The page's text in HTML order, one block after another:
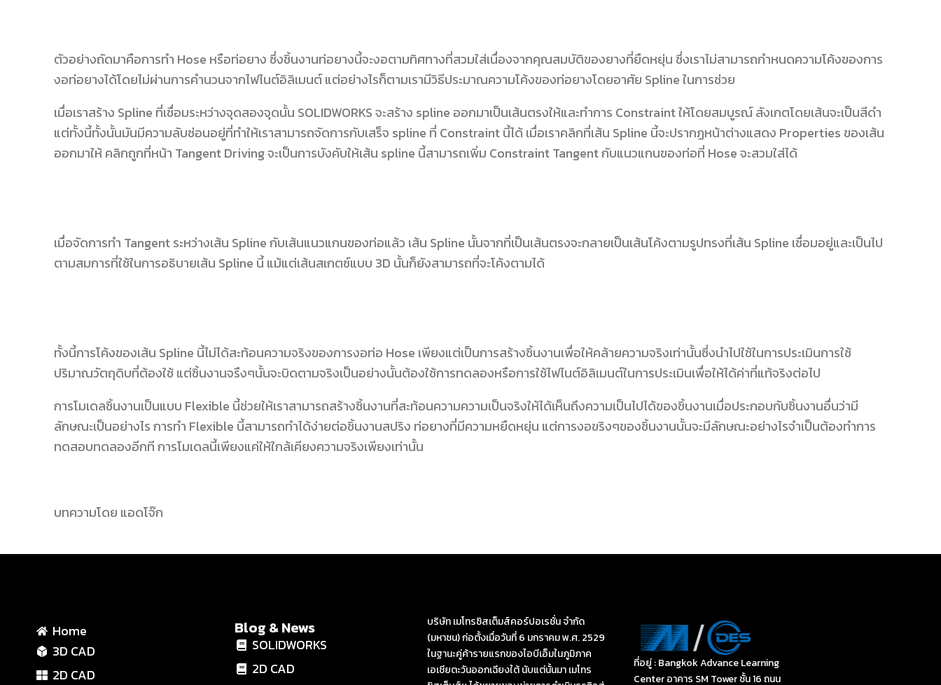
ตัวอย่างถัดมาคือการทำ Hose หรือท่อยาง ซึ่งชิ้นงานท่อยางนี้จะงอตามทิศทางที่สวมใส่เนื่องจากคุณสมบัติของยางที่ยืดหยุ่น ซึ่งเราไม่สามารถกำหนดความโค้งของการ
งอท่อยางได้โดยไม่ผ่านการคำนวนจากไฟไนต์อิลิเมนต์ แต่อย่างไรก็ตามเรามีวิธีประมาณความโค้งของท่อยางโดยอาศัย Spline ในการช่วย
เมื่อเราสร้าง Spline ที่เชื่อมระหว่างจุดสองจุดนั้น SOLIDWORKS จะสร้าง spline ออกมาเป็นเส้นตรงให้และทำการ Constraint ให้โดยสมบูรณ์ สังเกตโดยเส้นจะเป็นสีดำ
แต่ทั้งนี้ทั้งนั้นมันมีความลับซ่อนอยู่ที่ทำให้เราสามารถจัดการกับเสร็จ spline ที่ Constraint นี้ได้ เมื่อเราคลิกที่เส้น Spline นี้จะปรากฏหน้าต่างแสดง Properties ของเส้น
ออกมาให้ คลิกถูกที่หน้า Tangent Driving จะเป็นการบังคับให้เส้น spline นี้สามารถเพิ่ม Constraint Tangent กับแนวแกนของท่อที่ Hose จะสวมใส่ได้
เมื่อจัดการทำ Tangent ระหว่างเส้น Spline กับเส้นแนวแกนของท่อแล้ว เส้น Spline นั้นจากที่เป็นเส้นตรงจะกลายเป็นเส้นโค้งตามรูปทรงที่เส้น Spline เชื่อมอยู่และเป็นไป
ตามสมการที่ใช้ในการอธิบายเส้น Spline นี้ แม้แต่เส้นสเกตซ์แบบ 3D นั้นก็ยังสามารถที่จะโค้งตามได้
ทั้งนี้การโค้งของเส้น Spline นี้ไม่ได้สะท้อนความจริงของการงอท่อ Hose เพียงแต่เป็นการสร้างชิ้นงานเพื่อให้คล้ายความจริงเท่านั้นซึ่งนำไปใช้ในการประเมินการใช้
ปริมาณวัตถุดิบที่ต้องใช้ แต่ชิ้นงานจรืงๆนั้นจะบิดตามจริงเป็นอย่างนั้นต้องใช้การทดลองหรือการใช้ไฟไนต์อิลิเมนต์ในการประเมินเพื่อให้ได้ค่าที่แท้จริงต่อไป
การโมเดลชิ้นงานเป็นแบบ Flexible นี้ช่วยให้เราสามารถสร้างชิ้นงานที่สะท้อนความความเป็นจริงให้ได้เห็นถึงความเป็นไปได้ของชิ้นงานเมื่อประกอบกับชิ้นงานอื่นว่ามี
ลักษณะเป็นอย่างไร การทำ Flexible นี้สามารถทำได้ง่ายต่อชิ้นงานสปริง ท่อยางที่มีความหยืดหยุ่น แต่การงอขริงๆของชิ้นงานนั้นจะมีลักษณะอย่างไรจำเป็นต้องทำการ
ทดสอบทดลองอีกที การโมเดลนี้เพียงแค่ให้ใกล้เคียงความจริงเพียงเท่านั้น
บทความโดย แอดโจ๊ก
Home
3D CAD
2D CAD
Blog & News
SOLIDWORKS
2D CAD
บริษัท เมโทรซิสเต็มส์คอร์ปอเรชั่น จำกัด
(มหาชน) ก่อตั้งเมื่อวันที่ 6 มกราคม พ.ศ. 2529
ในฐานะคู่ค้ารายแรกของไอบีเอ็มในภูมิภาค
เอเชียตะวันออกเฉียงใต้ นับแต่นั้นมา เมโทร
ที่อยู่ : Bangkok Advance Learning
Center อาคาร SM Tower ชั้น 16 ถนน